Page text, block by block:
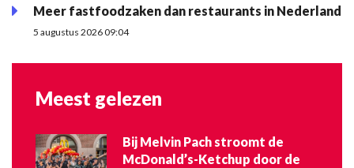
Meer fastfoodzaken dan restaurants in Nederland
5 augustus 2026 09:04
Meest gelezen
Bij Melvin Pach stroomt de
McDonald’s-Ketchup door de